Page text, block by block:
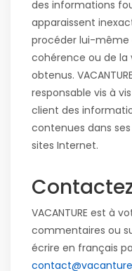
des informations
apparaissent
procéder lui-même
cohérence ou de la
obtenus.
responsable vis à
client des
contenues dans
sites Internet.
VACANTURE est à
commentaires ou
écrire en français